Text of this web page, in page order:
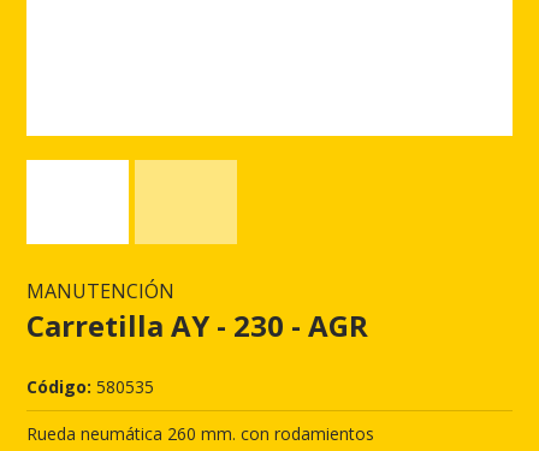
MANUTENCIÓN
Carretilla AY - 230 - AGR
Código: 580535
Rueda neumática 260 mm. con rodamientos